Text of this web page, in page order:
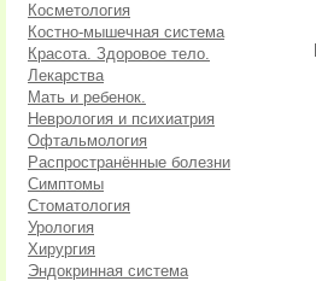
Косметология
Костно-мышечная система
Красота. Здоровое тело.
Лекарства
Мать и ребенок.
Неврология и психиатрия
Офтальмология
Распространённые болезни
Симптомы
Стоматология
Урология
Хирургия
Эндокринная система